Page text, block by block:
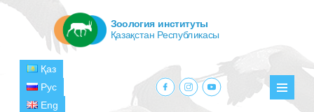
Қаз
Рус
Eng
facebook.com
instagram.com
youtube.com
Зоология институты
Қазақстан Республикасы